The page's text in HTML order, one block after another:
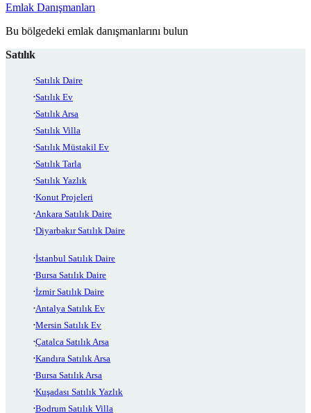
Emlak Danışmanları
Bu bölgedeki emlak danışmanlarını bulun
Satılık
Satılık Daire
Satılık Ev
Satılık Arsa
Satılık Villa
Satılık Müstakil Ev
Satılık Tarla
Satılık Yazlık
Konut Projeleri
Ankara Satılık Daire
Diyarbakır Satılık Daire
İstanbul Satılık Daire
Bursa Satılık Daire
İzmir Satılık Daire
Antalya Satılık Ev
Mersin Satılık Ev
Çatalca Satılık Arsa
Kandıra Satılık Arsa
Bursa Satılık Arsa
Kuşadası Satılık Yazlık
Bodrum Satılık Villa